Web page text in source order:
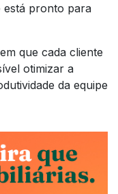
está pronto para
que cada cliente
otimizar a
da equipe